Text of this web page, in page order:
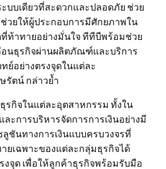
บบเดียวที่สะดวกและปลอดภัย ช่วย
วยให้ผู้ประกอบการมีศักยภาพใน
ท้าทายอย่างมั่นใจ ทีทีบีพร้อมช่วย
นธุรกิจผ่านผลิตภัณฑ์และบริการ
ย์อย่างตรงจุดในแต่ละ
รัตน์ กล่าวย้ำ
กิจในแต่ละอุตสาหกรรม ทั้งใน
ะการบริหารจัดการการเงินอย่างมี
ชันทางการเงินแบบครบวงจรที่
ยเฉพาะของแต่ละกลุ่มธุรกิจได้
งจุด เพื่อให้ลูกค้าธุรกิจพร้อมรับมือ